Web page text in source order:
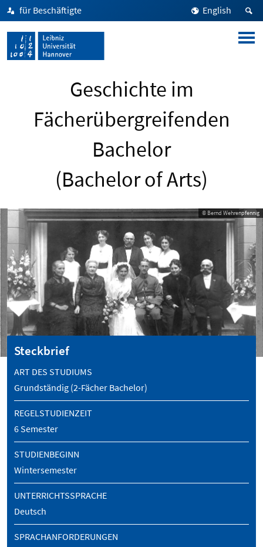
für Beschäftigte English
Geschichte im
Fächerübergreifenden
Bachelor
(Bachelor of Arts)
© Bernd Wehrenpfennig
Steckbrief
ART DES STUDIUMS
Grundständig (2-Fächer Bachelor)
REGELSTUDIENZEIT
6 Semester
STUDIENBEGINN
Wintersemester
UNTERRICHTSSPRACHE
Deutsch
SPRACHANFORDERUNGEN